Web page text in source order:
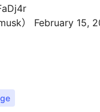
） February 15,